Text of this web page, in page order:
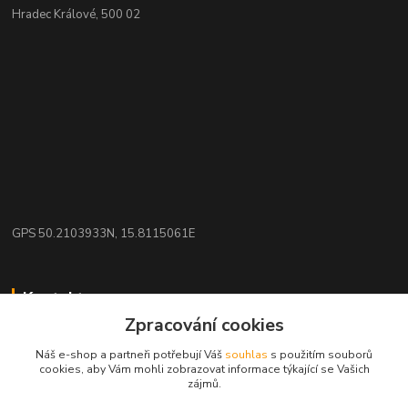
Hradec Králové, 500 02
GPS 50.2103933N, 15.8115061E
Kontakty
Zpracování cookies
Náš e-shop a partneři potřebují Váš souhlas s použitím souborů
cookies, aby Vám mohli zobrazovat informace týkající se Vašich
zájmů.